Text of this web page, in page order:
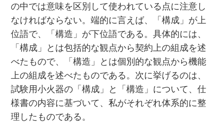
の中では意味を区別して使われている点に注意し
なければならない。端的に言えば、「構成」が上
位語で、「構造」が下位語である。具体的には、
「構成」とは包括的な観点から契約上の組成を述
べたもので、「構造」とは個別的な観点から機能
上の組成を述べたものである。次に挙げるのは、
試験用小火器の「構成」と「構造」について、仕
様書の内容に基づいて、私がそれぞれ体系的に整
理したものである。